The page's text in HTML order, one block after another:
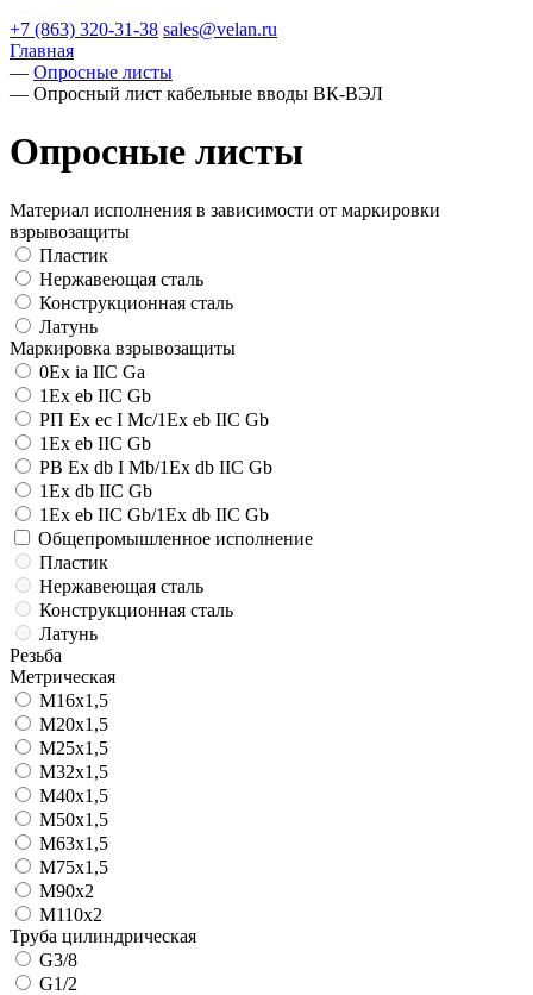
+7 (863) 320-31-38 sales@velan.ru
Главная
— Опросные листы
— Опросный лист кабельные вводы ВК-ВЭЛ
Опросные листы
Материал исполнения в зависимости от маркировки
взрывозащиты
Пластик
Нержавеющая сталь
Конструкционная сталь
Латунь
Маркировка взрывозащиты
0Ex ia IIC Ga
1Ex eb IIC Gb
РП Ex ec I Mc/1Ex eb IIC Gb
1Ex eb IIC Gb
РВ Ex db I Mb/1Ex db IIC Gb
1Ex db IIC Gb
1Ex eb IIC Gb/1Ex db IIC Gb
Общепромышленное исполнение
Пластик
Нержавеющая сталь
Конструкционная сталь
Латунь
Резьба
Метрическая
М16х1,5
М20х1,5
М25х1,5
М32х1,5
М40х1,5
М50х1,5
М63х1,5
М75х1,5
М90х2
М110х2
Труба цилиндрическая
G3/8
G1/2